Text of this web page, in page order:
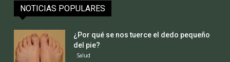
NOTICIAS POPULARES
¿Por qué se nos tuerce el dedo pequeño
del pie?
Salud